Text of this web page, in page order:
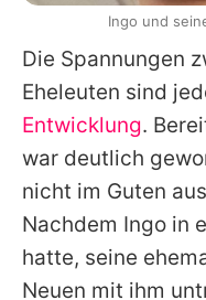
Die Spannungen
Eheleuten sind
Entwicklung.
war deutlich
nicht im Guten
Nachdem Ingo in
hatte, seine
Neuen mit ihm
Ingo und